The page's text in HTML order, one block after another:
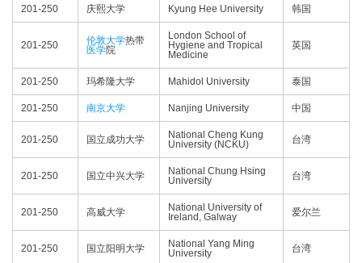
201-250 庆熙大学 Kyung Hee University 韩国
201-250 伦敦大学热带
医学院
London School of
Hygiene and Tropical
Medicine
英国
201-250 玛希隆大学 Mahidol University 泰国
201-250 南京大学 Nanjing University 中国
201-250 国立成功大学
National Cheng Kung
University (NCKU)
台湾
201-250 国立中兴大学
National Chung Hsing
University
台湾
201-250 高威大学
National University of
Ireland, Galway
爱尔兰
201-250 国立阳明大学
National Yang Ming
University
台湾